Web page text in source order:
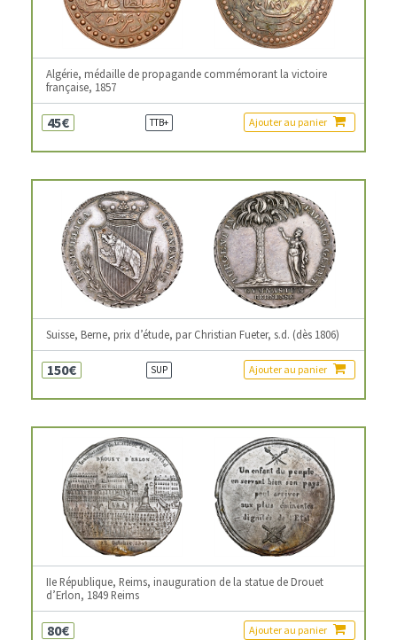
Algérie, médaille de propagande commémorant la victoire
française, 1857
45€ TTB+ Ajouter au panier
Suisse, Berne, prix d’étude, par Christian Fueter, s.d. (dès 1806)
150€ SUP Ajouter au panier
IIe République, Reims, inauguration de la statue de Drouet
d’Erlon, 1849 Reims
80€ Ajouter au panier